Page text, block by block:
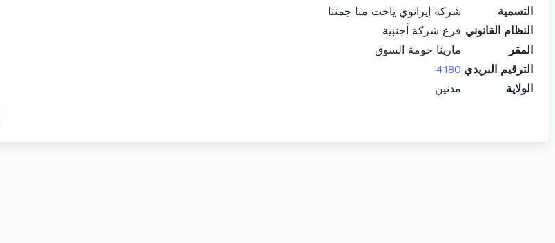
التسمية
شركة إيرانوي ياخت منا جمنتا
النظام القانوني فرع شركة أجنبية
المقر
مارينا حومة السوق
الترقيم البريدي 4180
الولاية
مدنين